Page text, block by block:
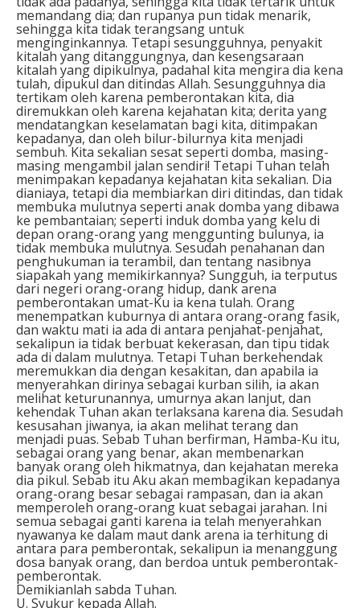
memandang dia; dan rupanya pun tidak menarik,
sehingga kita tidak terangsang untuk
menginginkannya. Tetapi sesungguhnya, penyakit
kitalah yang ditanggungnya, dan kesengsaraan
kitalah yang dipikulnya, padahal kita mengira dia kena
tulah, dipukul dan ditindas Allah. Sesungguhnya dia
tertikam oleh karena pemberontakan kita, dia
diremukkan oleh karena kejahatan kita; derita yang
mendatangkan keselamatan bagi kita, ditimpakan
kepadanya, dan oleh bilur-bilurnya kita menjadi
sembuh. Kita sekalian sesat seperti domba, masing-
masing mengambil jalan sendiri! Tetapi Tuhan telah
menimpakan kepadanya kejahatan kita sekalian. Dia
dianiaya, tetapi dia membiarkan diri ditindas, dan tidak
membuka mulutnya seperti anak domba yang dibawa
ke pembantaian; seperti induk domba yang kelu di
depan orang-orang yang menggunting bulunya, ia
tidak membuka mulutnya. Sesudah penahanan dan
penghukuman ia terambil, dan tentang nasibnya
siapakah yang memikirkannya? Sungguh, ia terputus
dari negeri orang-orang hidup, dank arena
pemberontakan umat-Ku ia kena tulah. Orang
menempatkan kuburnya di antara orang-orang fasik,
dan waktu mati ia ada di antara penjahat-penjahat,
sekalipun ia tidak berbuat kekerasan, dan tipu tidak
ada di dalam mulutnya. Tetapi Tuhan berkehendak
meremukkan dia dengan kesakitan, dan apabila ia
menyerahkan dirinya sebagai kurban silih, ia akan
melihat keturunannya, umurnya akan lanjut, dan
kehendak Tuhan akan terlaksana karena dia. Sesudah
kesusahan jiwanya, ia akan melihat terang dan
menjadi puas. Sebab Tuhan berfirman, Hamba-Ku itu,
sebagai orang yang benar, akan membenarkan
banyak orang oleh hikmatnya, dan kejahatan mereka
dia pikul. Sebab itu Aku akan membagikan kepadanya
orang-orang besar sebagai rampasan, dan ia akan
memperoleh orang-orang kuat sebagai jarahan. Ini
semua sebagai ganti karena ia telah menyerahkan
nyawanya ke dalam maut dank arena ia terhitung di
antara para pemberontak, sekalipun ia menanggung
dosa banyak orang, dan berdoa untuk pemberontak-
pemberontak.
Demikianlah sabda Tuhan.
U. Syukur kepada Allah.